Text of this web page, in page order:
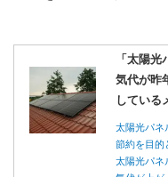
「太陽
気代が昨
している
太陽光パネ
節約を目的
太陽光パネ